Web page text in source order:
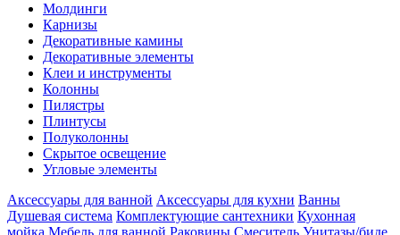
Молдинги
Карнизы
Декоративные камины
Декоративные элементы
Клеи и инструменты
Колонны
Пилястры
Плинтусы
Полуколонны
Скрытое освещение
Угловые элементы
Аксессуары для ванной Аксессуары для кухни Ванны
Душевая система Комплектующие сантехники Кухонная
мойка Мебель для ванной Раковины Смеситель Унитазы/биде